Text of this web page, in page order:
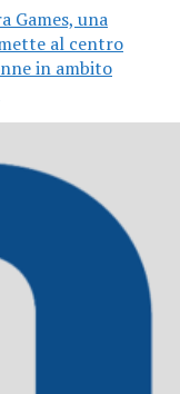
Games, una
al centro
in ambito